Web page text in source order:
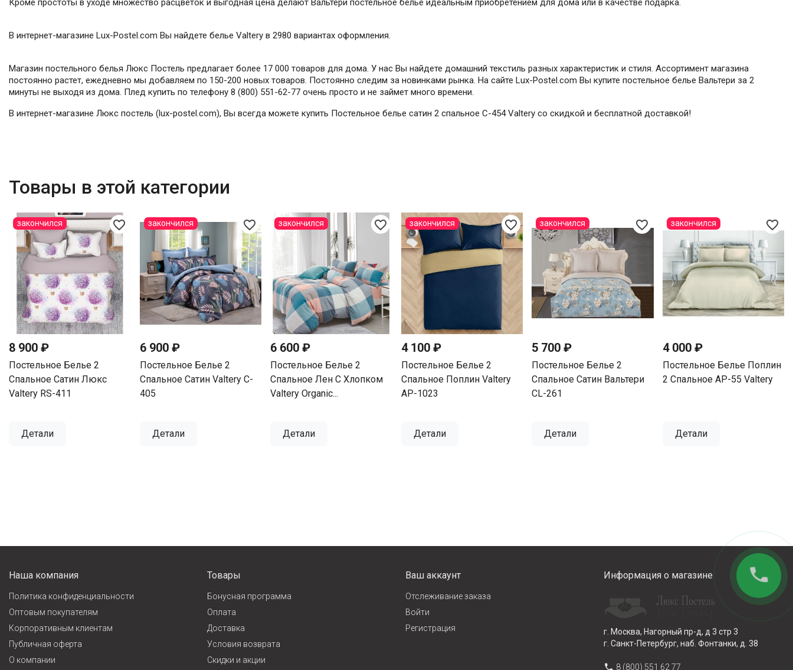
Кроме простоты в уходе множество расцветок и выгодная цена делают Вальтери постельное белье идеальным приобретением для дома или в качестве подарка.
В интернет-магазине Lux-Postel.com Вы найдете белье Valtery в 2980 вариантах оформления.
Магазин постельного белья Люкс Постель предлагает более 17 000 товаров для дома. У нас Вы найдете домашний текстиль разных характеристик и стиля. Ассортимент магазина
постоянно растет, ежедневно мы добавляем по 150-200 новых товаров. Постоянно следим за новинками рынка. На сайте Lux-Postel.com Вы купите постельное белье Вальтери за 2
минуты не выходя из дома. Плед купить по телефону 8 (800) 551-62-77 очень просто и не займет много времени.
В интернет-магазине Люкс постель (lux-postel.com), Вы всегда можете купить Постельное белье сатин 2 спальное C-454 Valtery со скидкой и бесплатной доставкой!
Товары в этой категории
favorite_border
8 900 ₽
Постельное Белье 2
Спальное Сатин Люкс
Valtery RS-411
Детали
закончился favorite_border
6 900 ₽
Постельное Белье 2
Спальное Сатин Valtery C-
405
Детали
закончился favorite_border
6 600 ₽
Постельное Белье 2
Спальное Лен С Хлопком
Valtery Organic...
Детали
закончился favorite_border
4 100 ₽
Постельное Белье 2
Спальное Поплин Valtery
AP-1023
Детали
закончился favorite_border
5 700 ₽
Постельное Белье 2
Спальное Сатин Вальтери
CL-261
Детали
закончился favorite_border
4 000 ₽
Постельное Белье Поплин
2 Спальное AP-55 Valtery
Детали
закончился
Наша компания
Политика конфиденциальности
Оптовым покупателям
Корпоративным клиентам
Публичная оферта
О компании
Товары
Бонусная программа
Оплата
Доставка
Условия возврата
Cкидки и акции
Ваш аккаунт
Отслеживание заказа
Войти
Регистрация
Информация о магазине
г. Москва, Нагорный пр-д, д 3 стр 3
г. Санкт-Петербург, наб. Фонтанки, д. 38
phone 8 (800) 551 62 77
phone